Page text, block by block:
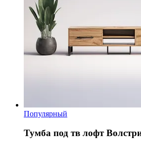
Популярный
Тумба под тв лофт